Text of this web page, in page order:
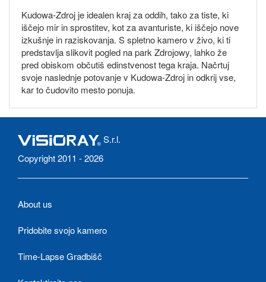
Kudowa-Zdroj je idealen kraj za oddih, tako za tiste, ki
iščejo mir in sprostitev, kot za avanturiste, ki iščejo nove
izkušnje in raziskovanja. S spletno kamero v živo, ki ti
predstavlja slikovit pogled na park Zdrojowy, lahko že
pred obiskom občutiš edinstvenost tega kraja. Načrtuj
svoje naslednje potovanje v Kudowa-Zdroj in odkrij vse,
kar to čudovito mesto ponuja.
S.r.l.
Copyright 2011 - 2026
About us
Pridobite svojo kamero
Time-Lapse Gradbišč